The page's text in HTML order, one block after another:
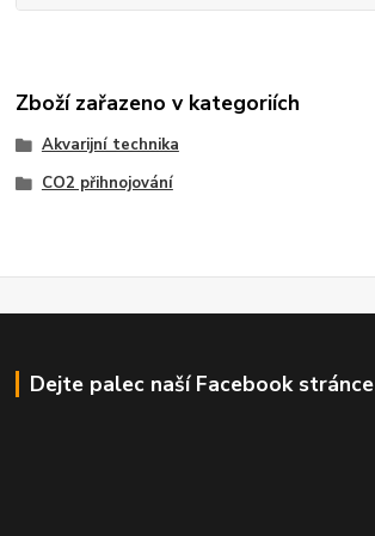
Zboží zařazeno v kategoriích
Akvarijní technika
CO2 přihnojování
Dejte palec naší Facebook stránce